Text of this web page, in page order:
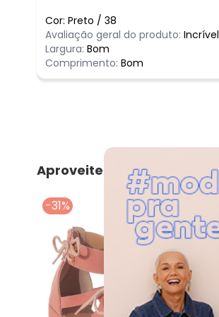
Cor: Preto / 38
Avaliação geral do produto: Incrível
Largura: Bom
Comprimento: Bom
Aproveite e compre junto
-31%